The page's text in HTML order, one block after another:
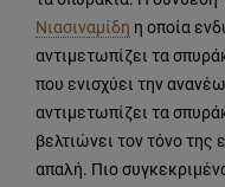
Νιασιναμίδη η οποία
αντιμετωπίζει τα
που ενισχύει την
αντιμετωπίζει τα
βελτιώνει τον τόνο της
απαλή. Πιο